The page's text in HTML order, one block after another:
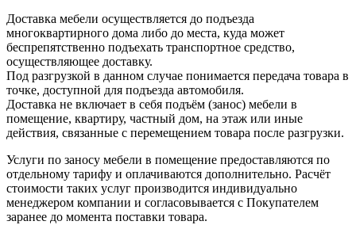
Доставка мебели осуществляется до подъезда
многоквартирного дома либо до места, куда может
беспрепятственно подъехать транспортное средство,
осуществляющее доставку.
Под разгрузкой в данном случае понимается передача товара в
точке, доступной для подъезда автомобиля.
Доставка не включает в себя подъём (занос) мебели в
помещение, квартиру, частный дом, на этаж или иные
действия, связанные с перемещением товара после разгрузки.
Услуги по заносу мебели в помещение предоставляются по
отдельному тарифу и оплачиваются дополнительно. Расчёт
стоимости таких услуг производится индивидуально
менеджером компании и согласовывается с Покупателем
заранее до момента поставки товара.